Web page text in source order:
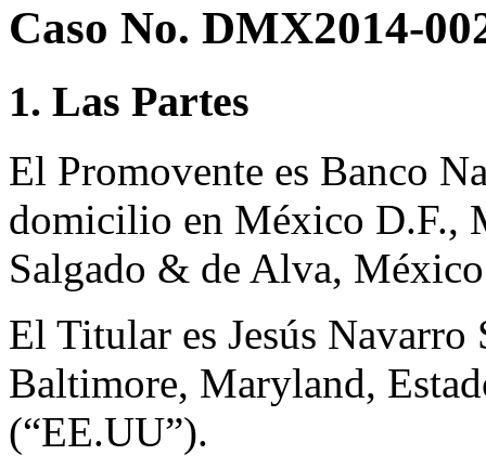
Caso No. DMX2014-
1. Las Partes
El Promovente es Banco
domicilio en México D.F.,
Salgado & de Alva,
El Titular es Jesús
Baltimore, Maryland,
(“EE.UU”).